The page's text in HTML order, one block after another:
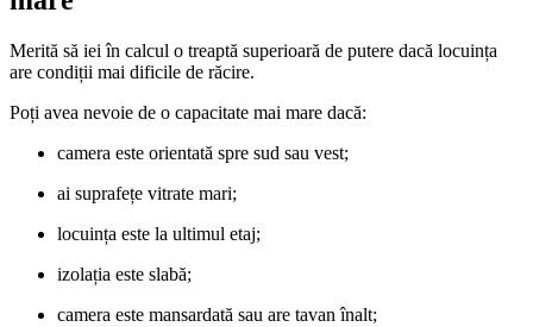
Merită să iei în calcul o treaptă superioară de putere dacă locuința
are condiții mai dificile de răcire.
Poți avea nevoie de o capacitate mai mare dacă:
camera este orientată spre sud sau vest;
ai suprafețe vitrate mari;
locuința este la ultimul etaj;
izolația este slabă;
camera este mansardată sau are tavan înalt;